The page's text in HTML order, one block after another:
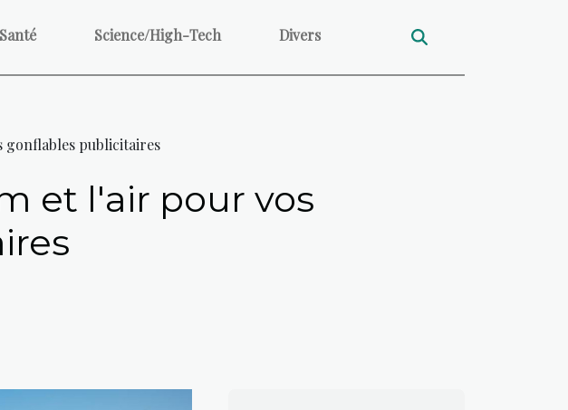
Santé Science/High-Tech Divers
publicitaires
et l'air pour vos